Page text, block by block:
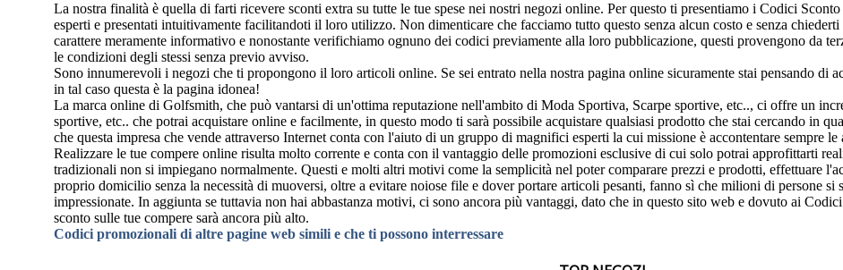
La nostra finalità è quella di farti ricevere sconti extra su tutte le tue spese nei nostri negozi online. Per questo ti presentiamo i Codici
esperti e presentati intuitivamente facilitandoti il loro utilizzo. Non dimenticare che facciamo tutto questo senza alcun costo e senza
carattere meramente informativo e nonostante verifichiamo ognuno dei codici previamente alla loro pubblicazione, questi provengono da
le condizioni degli stessi senza previo avviso.
Sono innumerevoli i negozi che ti propongono il loro articoli online. Se sei entrato nella nostra pagina online sicuramente stai pensando di
in tal caso questa è la pagina idonea!
La marca online di Golfsmith, che può vantarsi di un'ottima reputazione nell'ambito di Moda Sportiva, Scarpe sportive, etc.., ci offre un
sportive, etc.. che potrai acquistare online e facilmente, in questo modo ti sarà possibile acquistare qualsiasi prodotto che stai cercando in
che questa impresa che vende attraverso Internet conta con l'aiuto di un gruppo di magnifici esperti la cui missione è accontentare sempre le
Realizzare le tue compere online risulta molto corrente e conta con il vantaggio delle promozioni esclusive di cui solo potrai approfittarti
tradizionali non si impiegano normalmente. Questi e molti altri motivi come la semplicità nel poter comparare prezzi e prodotti, effettuare
proprio domicilio senza la necessità di muoversi, oltre a evitare noiose file e dover portare articoli pesanti, fanno sì che milioni di persone si
impressionate. In aggiunta se tuttavia non hai abbastanza motivi, ci sono ancora più vantaggi, dato che in questo sito web e dovuto ai
sconto sulle tue compere sarà ancora più alto.
Codici promozionali di altre pagine web simili e che ti possono interressare